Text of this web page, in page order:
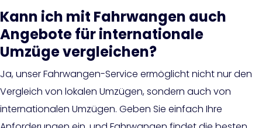
Kann ich mit Fahrwangen auch
Angebote für internationale
Umzüge vergleichen?
Ja, unser Fahrwangen-Service ermöglicht nicht nur den
Vergleich von lokalen Umzügen, sondern auch von
internationalen Umzügen. Geben Sie einfach Ihre